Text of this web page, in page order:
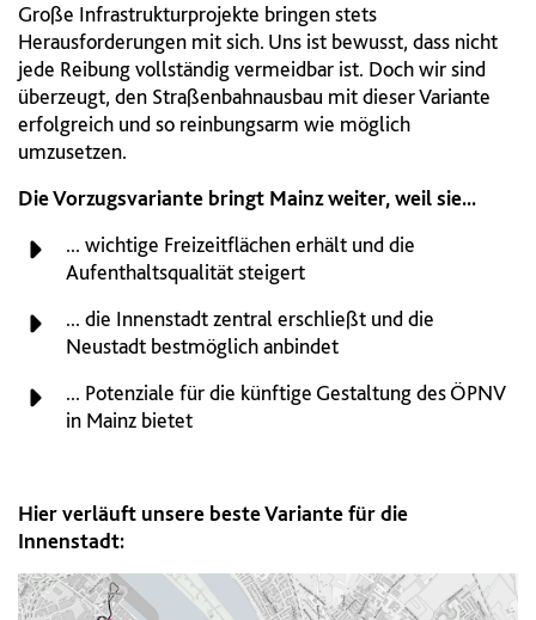
Große Infrastrukturprojekte bringen stets
Herausforderungen mit sich. Uns ist bewusst, dass nicht
jede Reibung vollständig vermeidbar ist. Doch wir sind
überzeugt, den Straßenbahnausbau mit dieser Variante
erfolgreich und so reinbungsarm wie möglich
umzusetzen.
Die Vorzugsvariante bringt Mainz weiter, weil sie...
... wichtige Freizeitflächen erhält und die
Aufenthaltsqualität steigert
... die Innenstadt zentral erschließt und die
Neustadt bestmöglich anbindet
... Potenziale für die künftige Gestaltung des ÖPNV
in Mainz bietet
Hier verläuft unsere beste Variante für die
Innenstadt: